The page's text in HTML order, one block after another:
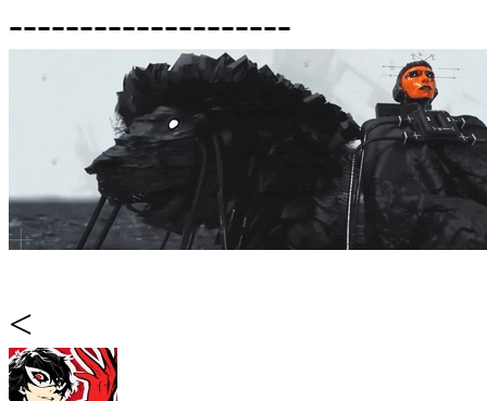
--------------------
<